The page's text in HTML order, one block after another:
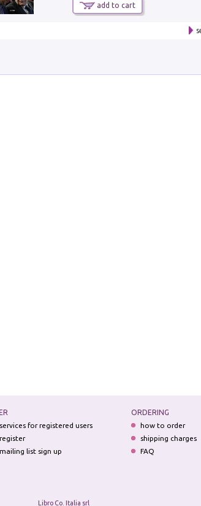
add to cart
services for registered users
register
mailing list sign up
ORDERING
how to order
shipping charges
FAQ
Libro Co. Italia srl